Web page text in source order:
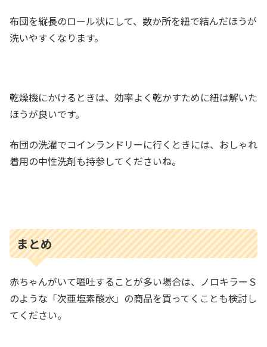
布団を縦長のロール状にして、数か所を紐で結んだほうが
洗いやすくなります。
乾燥機にかけるときは、効率よく乾かすために紐は解いた
ほうが良いです。
布団の洗濯でコインランドリーに行くときには、おしゃれ
着用の中性洗剤も持参してくださいね。
まとめ
赤ちゃんがいて嘔吐することが多い場合は、ノロキラーＳ
のような「次亜塩素酸水」の商品を買ってくことも検討し
てください。